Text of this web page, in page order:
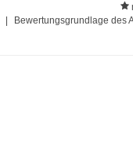
Bewertungsgrundlage des